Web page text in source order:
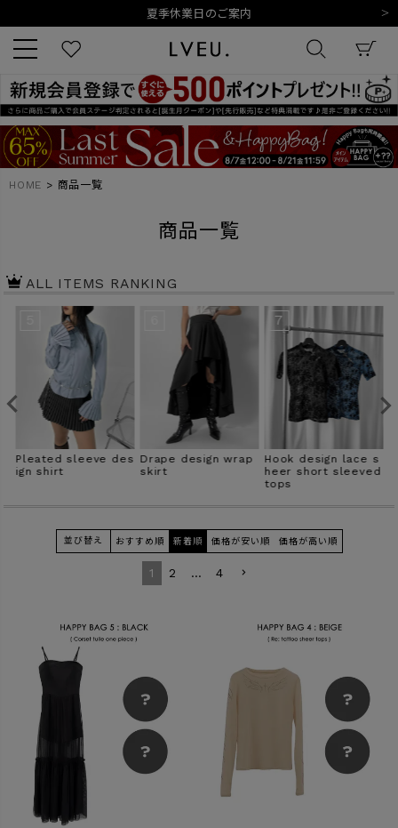
令和8年熊本地震の影響によるお荷物のお届けについて
新規会員登録でもれなく500ポイントプレゼント
令和8年熊本地震の影響によるお荷物のお届けについて
キーワード
販売タイプ
新着 再入荷 SALE
商品タイプ
ORIGINAL HIT ITEM
価格（税込）
在庫なし商品
表示する 表示しない
HOME 商品一覧
商品一覧
ALL ITEMS RANKING
Pleated sleeve des
ign shirt
Drape design wrap
skirt
7
Hook design lace s
heer short sleeved
tops
並び替え おすすめ順 新着順 価格が安い順 価格が高い順
1 2 … 4